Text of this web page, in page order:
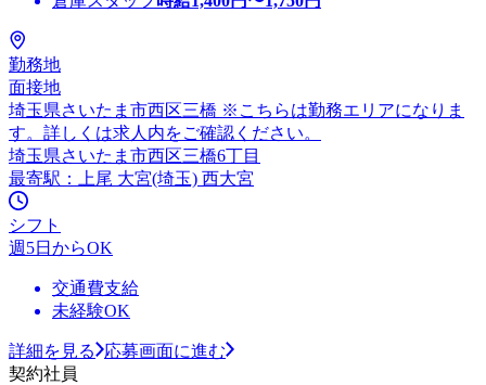
勤務地
面接地
埼玉県さいたま市西区三橋 ※こちらは勤務エリアになりま
す。詳しくは求人内をご確認ください。
埼玉県さいたま市西区三橋6丁目
最寄駅：上尾 大宮(埼玉) 西大宮
シフト
週5日からOK
交通費支給
未経験OK
詳細を見る
応募画面に進む
契約社員